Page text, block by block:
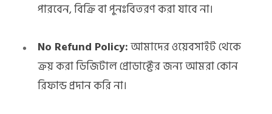
পারবেন, বিক্রি বা পুনঃবিতরণ করা যাবে না।
No Refund Policy:আমাদের ওয়েবসাইট থেকে
ক্রয় করা ডিজিটাল প্রোডাক্টের জন্য আমরা কোন
রিফান্ড প্রদান করি না।